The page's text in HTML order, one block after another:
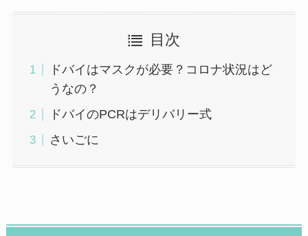
目次
ドバイはマスクが必要？コロナ状況はど
うなの？
ドバイのPCRはデリバリー式
さいごに